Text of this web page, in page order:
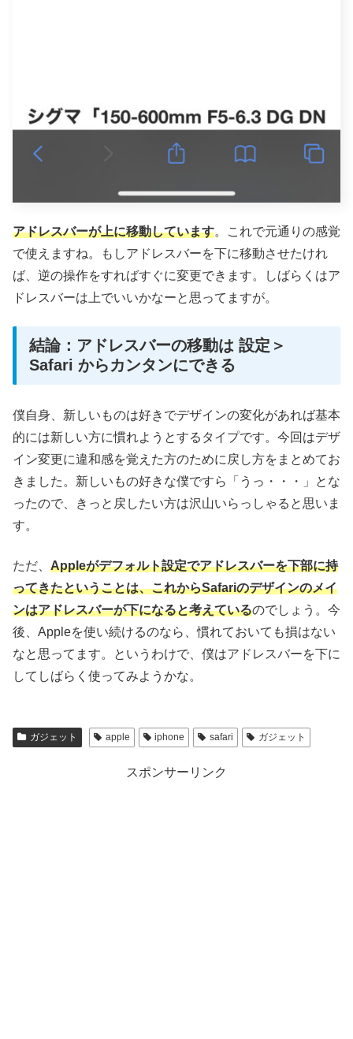
アドレスバーが上に移動しています。これで元通りの感覚
で使えますね。もしアドレスバーを下に移動させたけれ
ば、逆の操作をすればすぐに変更できます。しばらくはア
ドレスバーは上でいいかなーと思ってますが。
結論：アドレスバーの移動は 設定＞
Safari からカンタンにできる
僕自身、新しいものは好きでデザインの変化があれば基本
的には新しい方に慣れようとするタイプです。今回はデザ
イン変更に違和感を覚えた方のために戻し方をまとめてお
きました。新しいもの好きな僕ですら「うっ・・・」とな
ったので、きっと戻したい方は沢山いらっしゃると思いま
す。
ただ、 Appleがデフォルト設定でアドレスバーを下部に持
ってきたということは、これからSafariのデザインのメイ
ンはアドレスバーが下になると考えているのでしょう。今
後、Appleを使い続けるのなら、慣れておいても損はない
なと思ってます。というわけで、僕はアドレスバーを下に
してしばらく使ってみようかな。
ガジェット apple iphone safari ガジェット
スポンサーリンク